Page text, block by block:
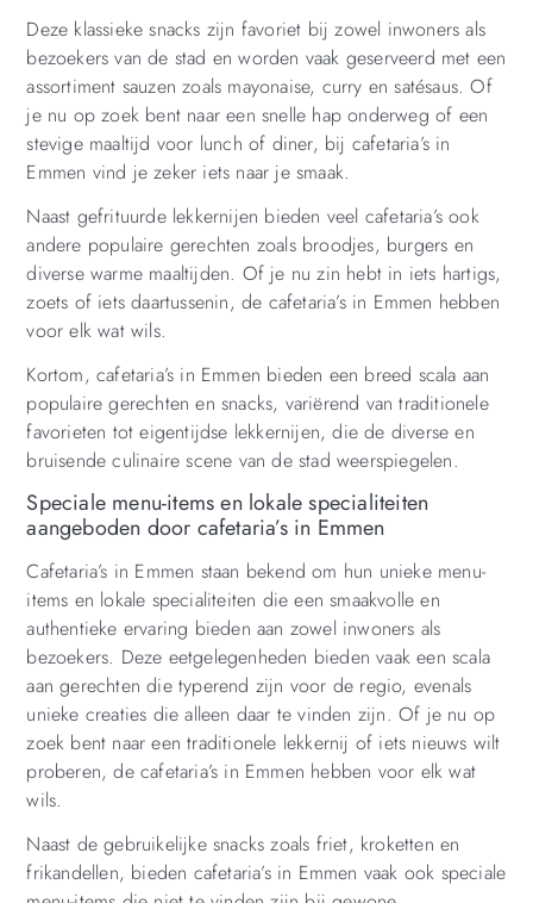
Deze klassieke snacks zijn favoriet bij zowel inwoners als
bezoekers van de stad en worden vaak geserveerd met een
assortiment sauzen zoals mayonaise, curry en satésaus. Of
je nu op zoek bent naar een snelle hap onderweg of een
stevige maaltijd voor lunch of diner, bij cafetaria’s in
Emmen vind je zeker iets naar je smaak.
Naast gefrituurde lekkernijen bieden veel cafetaria’s ook
andere populaire gerechten zoals broodjes, burgers en
diverse warme maaltijden. Of je nu zin hebt in iets hartigs,
zoets of iets daartussenin, de cafetaria’s in Emmen hebben
voor elk wat wils.
Kortom, cafetaria’s in Emmen bieden een breed scala aan
populaire gerechten en snacks, variërend van traditionele
favorieten tot eigentijdse lekkernijen, die de diverse en
bruisende culinaire scene van de stad weerspiegelen.
Speciale menu-items en lokale specialiteiten
aangeboden door cafetaria’s in Emmen
Cafetaria’s in Emmen staan ​​bekend om hun unieke menu-
items en lokale specialiteiten die een smaakvolle en
authentieke ervaring bieden aan zowel inwoners als
bezoekers. Deze eetgelegenheden bieden vaak een scala
aan gerechten die typerend zijn voor de regio, evenals
unieke creaties die alleen daar te vinden zijn. Of je nu op
zoek bent naar een traditionele lekkernij of iets nieuws wilt
proberen, de cafetaria’s in Emmen hebben voor elk wat
wils.
Naast de gebruikelijke snacks zoals friet, kroketten en
frikandellen, bieden cafetaria’s in Emmen vaak ook speciale